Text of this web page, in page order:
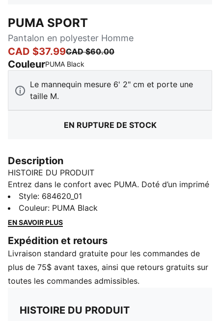
PUMA SPORT
Pantalon en polyester Homme
CAD $37.99CAD $60.00
CouleurPUMA Black
Le mannequin mesure 6' 2" cm et porte une
taille M.
EN RUPTURE DE STOCK
Description
HISTOIRE DU PRODUIT
Entrez dans le confort avec PUMA. Doté d’un imprimé
en caoutchouc avec logo n° 1, de détails passepoilés
et d’une ceinture élastique avec cordon de serrage
interne pour permettre un ajustement personnalisé.
qui rend ce pantalon parfait pour votre quotidien.
CARACTÉRISTIQUES ET AVANTAGES
Contenu recyclé : fabriqué à partir de matériaux 100 %
recyclés, à l’exclusion des finitions
Chevilles resserrées
Style: 684620_01
Couleur: PUMA Black
EN SAVOIR PLUS
Expédition et retours
Livraison standard gratuite pour les commandes de
plus de 75$ avant taxes, ainsi que retours gratuits sur
toutes les commandes admissibles.
HISTOIRE DU PRODUIT